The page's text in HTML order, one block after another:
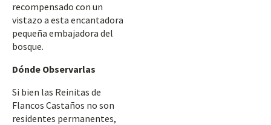
recompensado con un
vistazo a esta encantadora
pequeña embajadora del
bosque.
Dónde Observarlas
Si bien las Reinitas de
Flancos Castaños no son
residentes permanentes,